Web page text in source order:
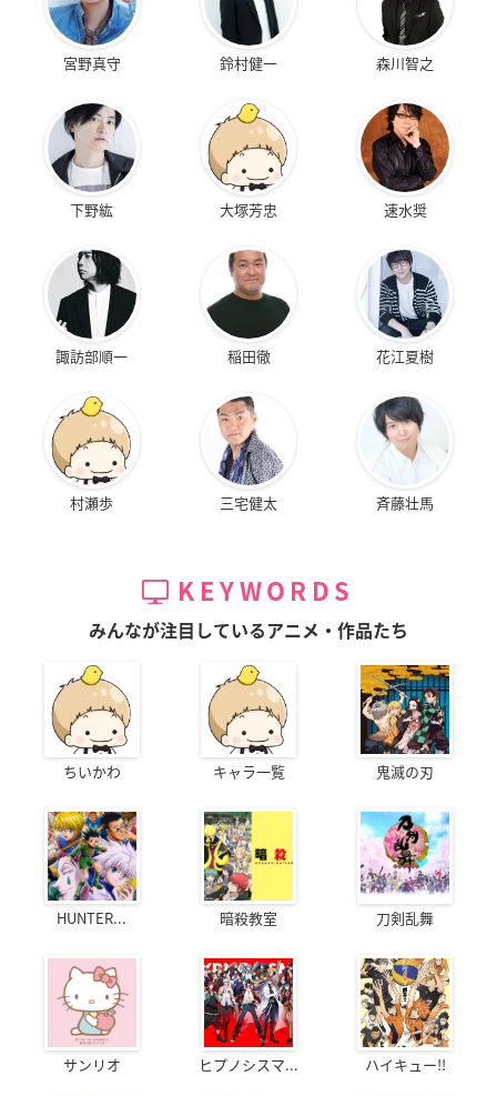
宮野真守 鈴村健一 森川智之
下野紘 大塚芳忠 速水奨
諏訪部順一 稲田徹 花江夏樹
村瀬歩 三宅健太 斉藤壮馬
KEYWORDS
みんなが注目しているアニメ・作品たち
ちいかわ キャラ一覧 鬼滅の刃
HUNTER... 暗殺教室 刀剣乱舞
サンリオ ヒプノシスマ... ハイキュー!!